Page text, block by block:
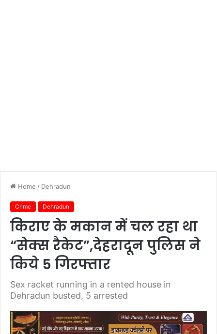
Home / Dehradun
Crime Dehradun
किराए के मकान में चल रहा था
“सेक्स रैकेट”,देहरादून पुलिस ने
किये 5 गिरफ्तार
Sex racket running in a rented house in
Dehradun busted, 5 arrested